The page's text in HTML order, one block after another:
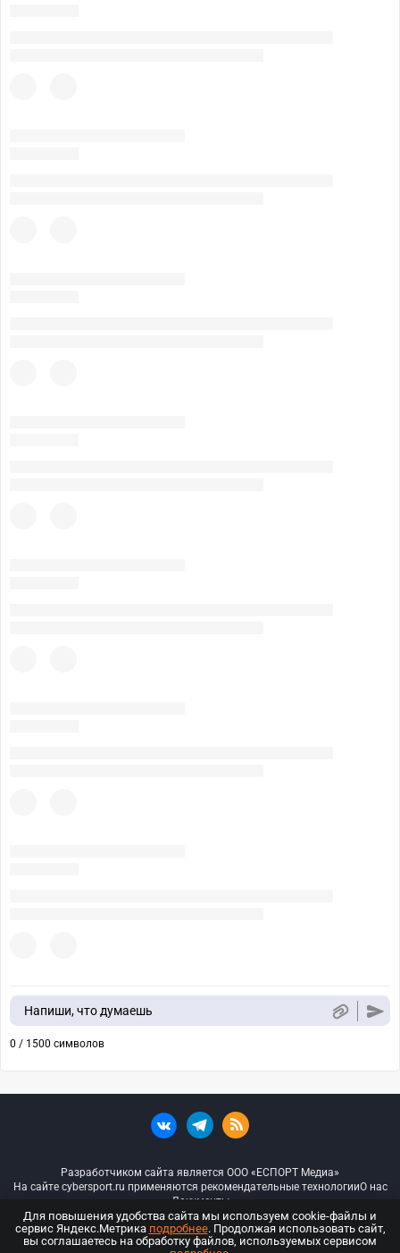
Напиши, что думаешь
0 / 1500 символов
Разработчиком сайта является ООО «ЕСПОРТ Медиа»
На сайте cybersport.ru применяются рекомендательные технологииО нас
Документы
© ООО «Киберспорт.ру» — Все права защищены
Для повышения удобства сайта мы используем cookie-файлы и
сервис Яндекс.Метрика подробнее. Продолжая использовать сайт,
вы соглашаетесь на обработку файлов, используемых сервисом